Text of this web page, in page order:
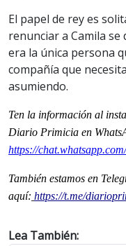
El papel de rey es
renunciar a Camila se
era la única persona
compañía que
asumiendo.
Ten la información al
Diario Primicia en
https://
También estamos en
aquí: https://t.me/
Lea También: